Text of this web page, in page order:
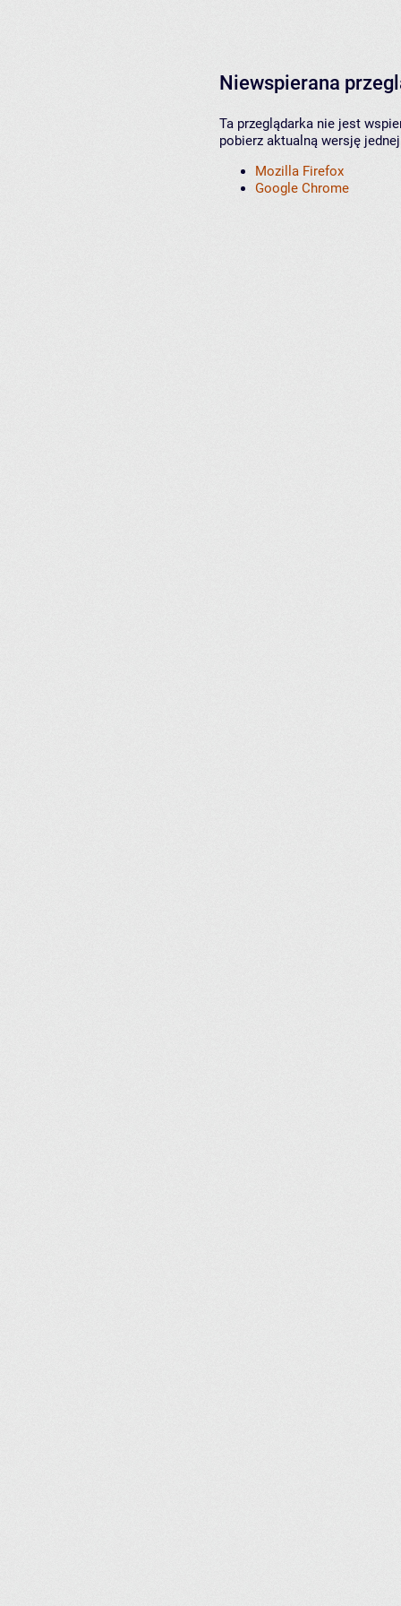
Niewspierana
Ta przeglądarka nie jest
pobierz aktualną wersję
Mozilla Firefox
Google Chrome